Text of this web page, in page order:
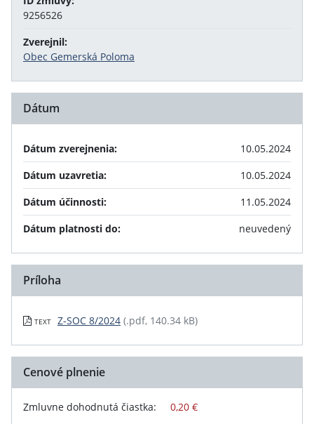
9256526
Zverejnil:
Obec Gemerská Poloma
Dátum
Dátum zverejnenia:
10.05.2024
Dátum uzavretia:
10.05.2024
Dátum účinnosti:
11.05.2024
Dátum platnosti do:
neuvedený
Príloha
TEXT Z-SOC 8/2024 (.pdf, 140.34 kB)
Cenové plnenie
Zmluvne dohodnutá čiastka: 0,20 €